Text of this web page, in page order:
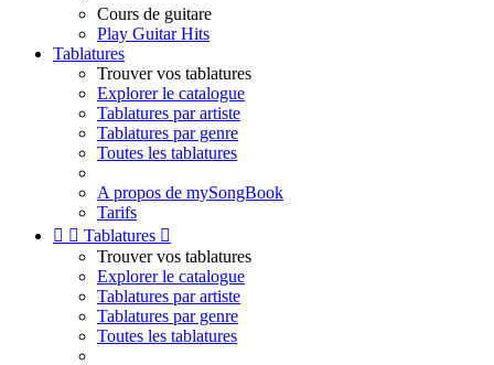
Cours de guitare
Play Guitar Hits
Tablatures
Trouver vos tablatures
Explorer le catalogue
Tablatures par artiste
Tablatures par genre
Toutes les tablatures
A propos de mySongBook
Tarifs
  Tablatures 
Trouver vos tablatures
Explorer le catalogue
Tablatures par artiste
Tablatures par genre
Toutes les tablatures